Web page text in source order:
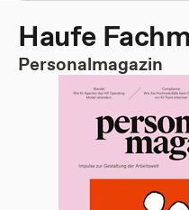
Haufe
Personalmagazin